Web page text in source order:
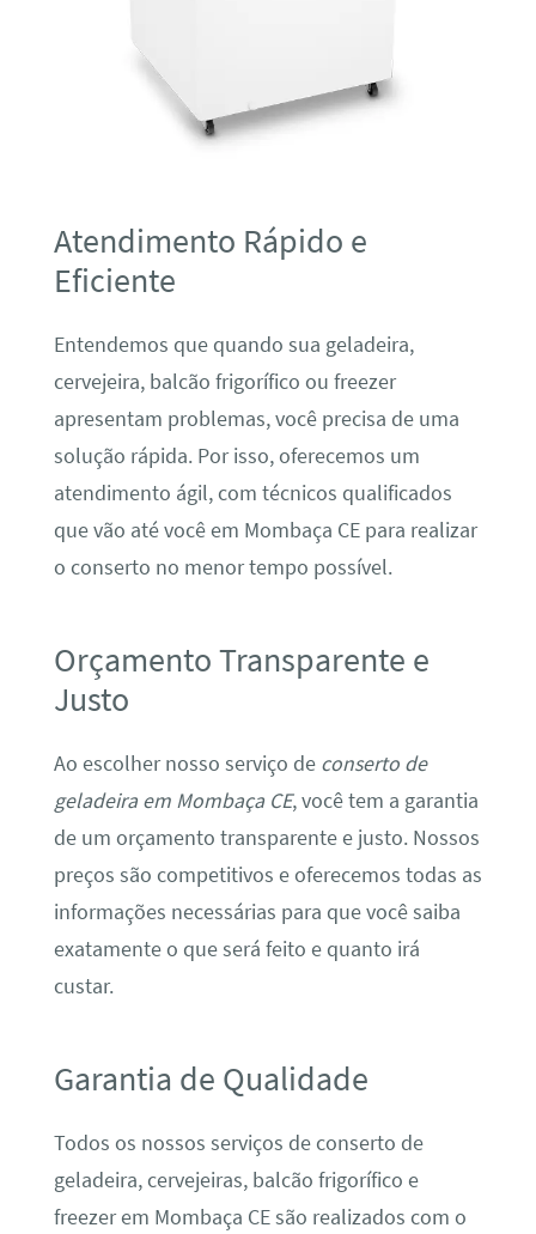
Atendimento Rápido e
Eficiente
Entendemos que quando sua geladeira,
cervejeira, balcão frigorífico ou freezer
apresentam problemas, você precisa de uma
solução rápida. Por isso, oferecemos um
atendimento ágil, com técnicos qualificados
que vão até você em Mombaça CE para realizar
o conserto no menor tempo possível.
Orçamento Transparente e
Justo
Ao escolher nosso serviço de conserto de
geladeira em Mombaça CE, você tem a garantia
de um orçamento transparente e justo. Nossos
preços são competitivos e oferecemos todas as
informações necessárias para que você saiba
exatamente o que será feito e quanto irá
custar.
Garantia de Qualidade
Todos os nossos serviços de conserto de
geladeira, cervejeiras, balcão frigorífico e
freezer em Mombaça CE são realizados com o